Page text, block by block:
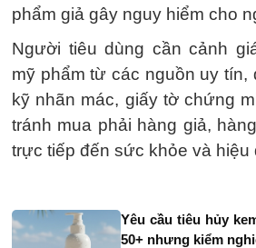
phẩm giả gây nguy hiểm cho
Người tiêu dùng cần cảnh
mỹ phẩm từ các nguồn uy tín,
kỹ nhãn mác, giấy tờ chứng
tránh mua phải hàng giả,
trực tiếp đến sức khỏe và hiệu
Yêu cầu tiêu hủy
50+ nhưng kiểm